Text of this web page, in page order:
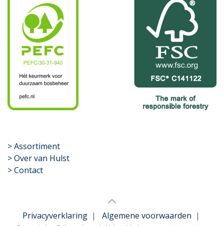
​>Assortiment
> Over van Hulst
> Contact
Privacyverklaring| Algemene voorwaarden |